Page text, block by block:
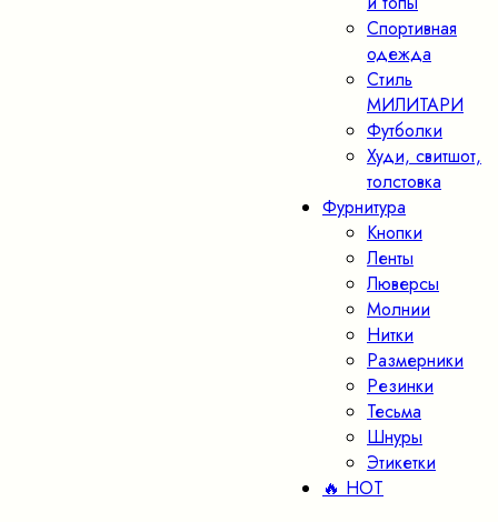
Спортивная
одежда
Стиль
МИЛИТАРИ
Футболки
Худи, свитшот,
толстовка
Фурнитура
Кнопки
Ленты
Люверсы
Молнии
Нитки
Размерники
Резинки
Тесьма
Шнуры
Этикетки
🔥 HOT